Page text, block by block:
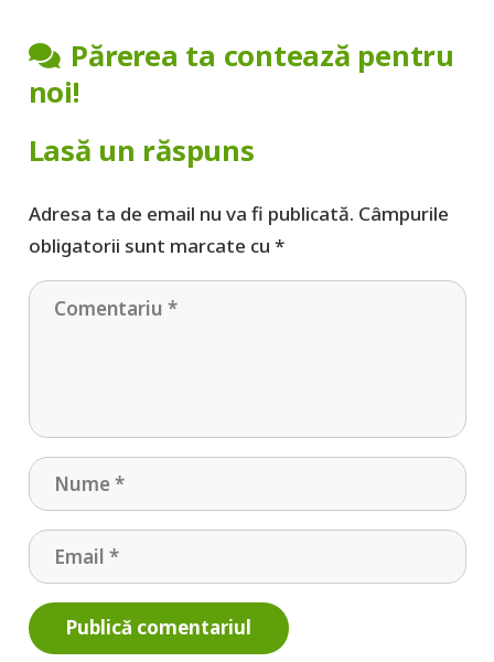
Părerea ta contează pentru
noi!
Lasă un răspuns
Adresa ta de email nu va fi publicată. Câmpurile
obligatorii sunt marcate cu *
Publică comentariul